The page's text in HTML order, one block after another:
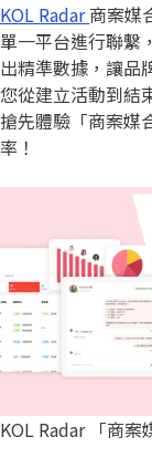
KOL Radar商案媒
單一平台進行聯繫
出精準數據，讓品
您從建立活動到結
搶先體驗「商案媒
率！
KOL Radar 「商案